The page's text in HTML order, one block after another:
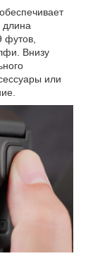
длина
футов,
Внизу
или